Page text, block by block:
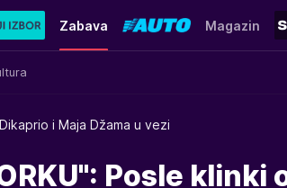
Zabava Magazin
i Maja Džama u vezi
Posle klinki